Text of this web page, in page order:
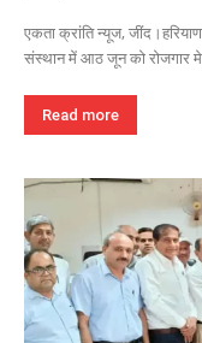
एकता क्रांति न्यूज,
संस्थान में आठ जून को रोजगार
Read more